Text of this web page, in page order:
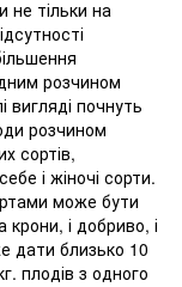
не тільки на
розчином
вигляді почнуть
розчином
сортів,
і жіночі сорти.
може бути
і добриво, і
дати близько 10
плодів з одного